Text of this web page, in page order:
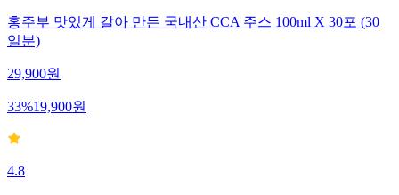
홍주부 맛있게 갈아 만든 국내산 CCA 주스 100ml X 30포 (30
일분)
29,900원
33%19,900원
4.8